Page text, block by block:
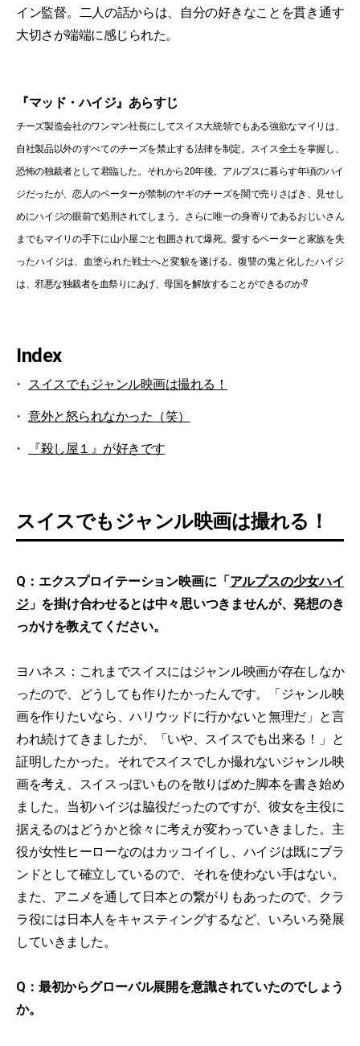
イン監督。二人の話からは、自分の好きなことを貫き通す
大切さが端端に感じられた。
『マッド・ハイジ』あらすじ
チーズ製造会社のワンマン社長にしてスイス大統領でもある強欲なマイリは、
自社製品以外のすべてのチーズを禁止する法律を制定。スイス全土を掌握し、
恐怖の独裁者として君臨した。それから20年後。アルプスに暮らす年頃のハイ
ジだったが、恋人のペーターが禁制のヤギのチーズを闇で売りさばき、見せし
めにハイジの眼前で処刑されてしまう。さらに唯一の身寄りであるおじいさん
までもマイリの手下に山小屋ごと包囲されて爆死。愛するペーターと家族を失
ったハイジは、血塗られた戦士へと変貌を遂げる。復讐の鬼と化したハイジ
は、邪悪な独裁者を血祭りにあげ、母国を解放することができるのか⁉
Index
スイスでもジャンル映画は撮れる！
意外と怒られなかった（笑）
『殺し屋１』が好きです
スイスでもジャンル映画は撮れる！
Q：エクスプロイテーション映画に「アルプスの少女ハイ
ジ」を掛け合わせるとは中々思いつきませんが、発想のき
っかけを教えてください。
ヨハネス：これまでスイスにはジャンル映画が存在しなか
ったので、どうしても作りたかったんです。「ジャンル映
画を作りたいなら、ハリウッドに行かないと無理だ」と言
われ続けてきましたが、「いや、スイスでも出来る！」と
証明したかった。それでスイスでしか撮れないジャンル映
画を考え、スイスっぽいものを散りばめた脚本を書き始め
ました。当初ハイジは脇役だったのですが、彼女を主役に
据えるのはどうかと徐々に考えが変わっていきました。主
役が女性ヒーローなのはカッコイイし、ハイジは既にブラ
ンドとして確立しているので、それを使わない手はない。
また、アニメを通して日本との繋がりもあったので、クラ
ラ役には日本人をキャスティングするなど、いろいろ発展
していきました。
Q：最初からグローバル展開を意識されていたのでしょう
か。